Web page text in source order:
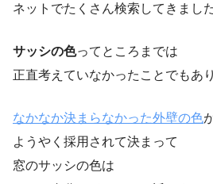
ネットでたくさん検索してきまし
サッシの色ってところまでは
正直考えていなかったことでもあ
なかなか決まらなかった外壁の色
ようやく採用されて決まって
窓のサッシの色は